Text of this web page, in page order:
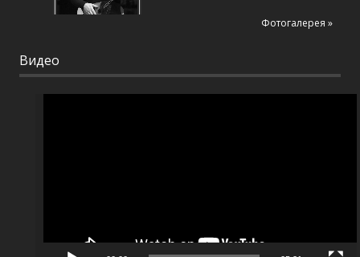
Фотогалерея »
Видео